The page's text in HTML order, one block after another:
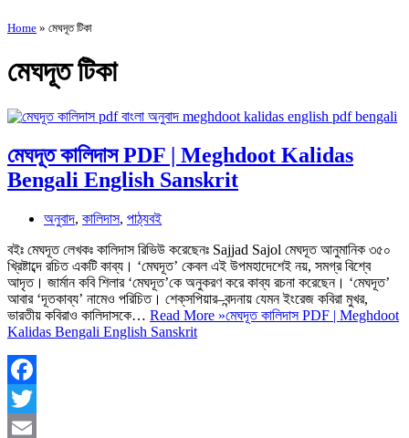
Home » মেঘদূত টিকা
মেঘদূত টিকা
মেঘদূত কালিদাস PDF | Meghdoot Kalidas
Bengali English Sanskrit
অনুবাদ, কালিদাস, পাঠ্যবই
বইঃ মেঘদূত লেখকঃ কালিদাস রিভিউ করেছেনঃ Sajjad Sajol মেঘদূত আনুমানিক ৩৫০
খ্রিষ্টাব্দে রচিত একটি কাব্য। ‘মেঘদূত’ কেবল এই উপমহাদেশেই নয়, সমগ্র বিশ্বে
আদৃত। জার্মান কবি শিলার ‘মেঘদূত’কে অনুকরণ করে কাব্য রচনা করেছেন। ‘মেঘদূত’
আবার ‘দূতকাব্য’ নামেও পরিচিত। শেক্‌সপিয়ার–বন্দনায় যেমন ইংরেজ কবিরা মুখর,
ভারতীয় কবিরাও কালিদাসকে… Read More »মেঘদূত কালিদাস PDF | Meghdoot
Kalidas Bengali English Sanskrit
Facebook
Twitter